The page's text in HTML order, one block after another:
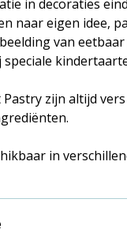
in decoraties
naar eigen idee,
van
zijn altijd
in